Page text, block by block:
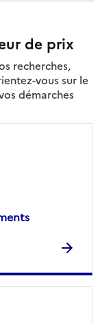
de prix
recherches,
vous sur le
démarches